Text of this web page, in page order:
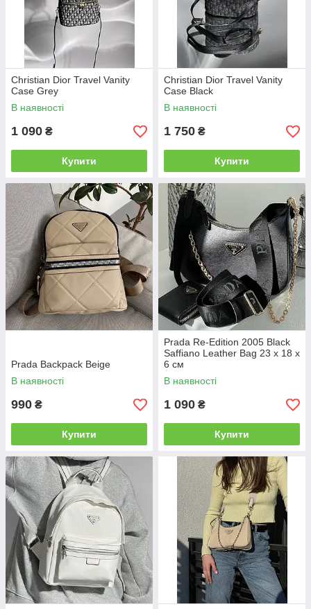
Christian Dior Travel Vanity
Case Grey
В наявності
1 090 ₴
Купити
Christian Dior Travel Vanity
Case Black
В наявності
1 750 ₴
Купити
Prada Backpack Beige
В наявності
990 ₴
Купити
Prada Re-Edition 2005 Black
Saffiano Leather Bag 23 х 18 х
6 см
В наявності
1 090 ₴
Купити